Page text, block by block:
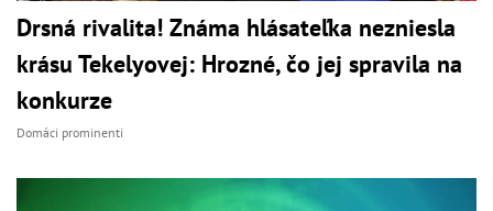
Drsná rivalita! Známa hlásateľka nezniesla
krásu Tekelyovej: Hrozné, čo jej spravila na
konkurze
Domáci prominenti